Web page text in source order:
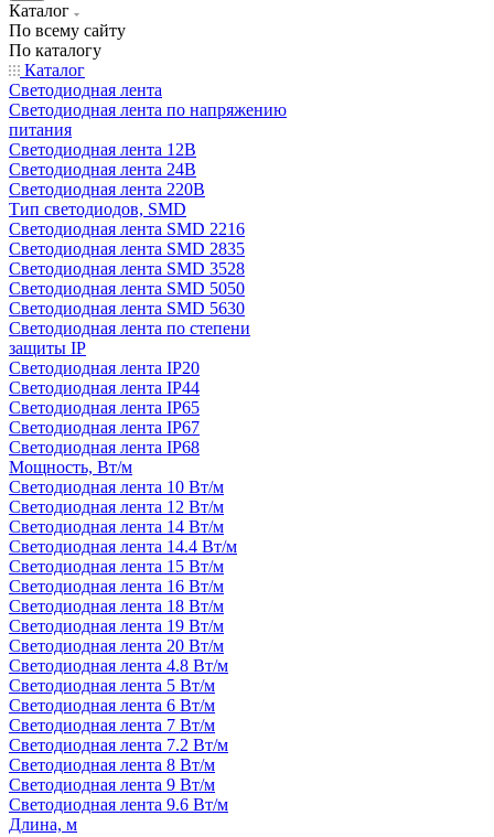
Каталог
По всему сайту
По каталогу
Каталог
Светодиодная лента
Светодиодная лента по напряжению
питания
Светодиодная лента 12В
Светодиодная лента 24В
Светодиодная лента 220В
Тип светодиодов, SMD
Cветодиодная лента SMD 2216
Светодиодная лента SMD 2835
Светодиодная лента SMD 3528
Светодиодная лента SMD 5050
Светодиодная лента SMD 5630
Светодиодная лента по степени
защиты IP
Светодиодная лента IP20
Светодиодная лента IP44
Светодиодная лента IP65
Светодиодная лента IP67
Светодиодная лента IP68
Мощность, Вт/м
Светодиодная лента 10 Вт/м
Светодиодная лента 12 Вт/м
Светодиодная лента 14 Вт/м
Светодиодная лента 14.4 Вт/м
Светодиодная лента 15 Вт/м
Светодиодная лента 16 Вт/м
Светодиодная лента 18 Вт/м
Светодиодная лента 19 Вт/м
Светодиодная лента 20 Вт/м
Светодиодная лента 4.8 Вт/м
Светодиодная лента 5 Вт/м
Светодиодная лента 6 Вт/м
Светодиодная лента 7 Вт/м
Светодиодная лента 7.2 Вт/м
Светодиодная лента 8 Вт/м
Светодиодная лента 9 Вт/м
Светодиодная лента 9.6 Вт/м
Длина, м